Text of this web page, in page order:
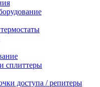
сплиттеры
доступа / репитеры